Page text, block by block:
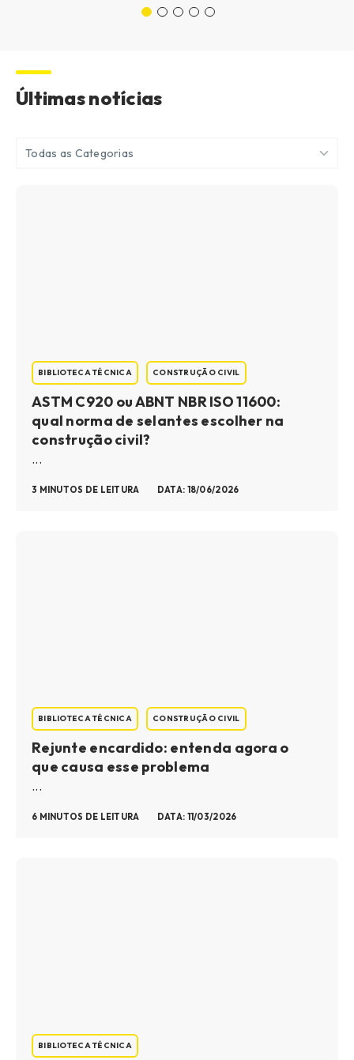
Últimas notícias
BIBLIOTECA TÉCNICA CONSTRUÇÃO CIVIL
ASTM C920 ou ABNT NBR ISO 11600:
qual norma de selantes escolher na
construção civil?
...
3 MINUTOS DE LEITURA DATA: 18/06/2026
BIBLIOTECA TÉCNICA CONSTRUÇÃO CIVIL
Rejunte encardido: entenda agora o
que causa esse problema
...
6 MINUTOS DE LEITURA DATA: 11/03/2026
BIBLIOTECA TÉCNICA
Todas as Categorias